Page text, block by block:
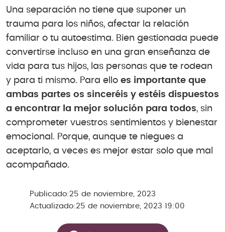
Una separación no tiene que suponer un
trauma para los niños, afectar la relación
familiar o tu autoestima. Bien gestionada puede
convertirse incluso en una gran enseñanza de
vida para tus hijos, las personas que te rodean
y para ti mismo. Para ello es importante que
ambas partes os sinceréis y estéis dispuestos
a encontrar la mejor solución para todos, sin
comprometer vuestros sentimientos y bienestar
emocional. Porque, aunque te niegues a
aceptarlo, a veces es mejor estar solo que mal
acompañado.
Publicado:25 de noviembre, 2023
Actualizado:25 de noviembre, 2023 19:00